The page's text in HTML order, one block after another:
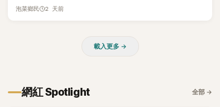
獲選為第三首翻唱歌曲的主唱，並於近期完成錄音。
泡菜鄉民 2 天前
載入更多 →
網紅 Spotlight 全部 →